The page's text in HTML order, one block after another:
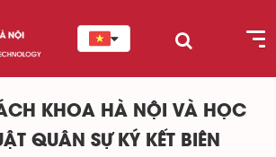
KHOA HÀ NỘI VÀ HỌC
QUÂN SỰ KÝ KẾT BIÊN